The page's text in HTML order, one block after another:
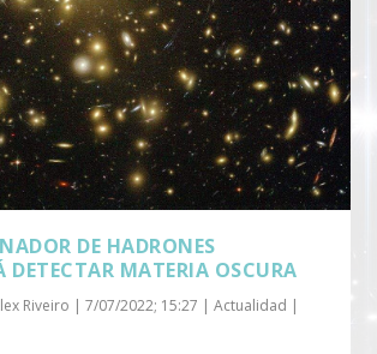
DE HADRONES
DETECTAR MATERIA OSCURA
Riveiro |7/07/2022; 15:27 |Actualidad |